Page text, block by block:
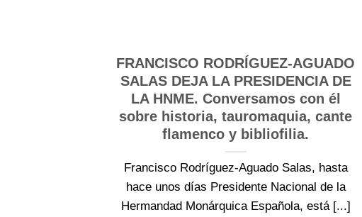
FRANCISCO RODRÍGUEZ-AGUADO
SALAS DEJA LA PRESIDENCIA DE
LA HNME. Conversamos con él
sobre historia, tauromaquia, cante
flamenco y bibliofilia.
Francisco Rodríguez-Aguado Salas, hasta
hace unos días Presidente Nacional de la
Hermandad Monárquica Española, está [...]